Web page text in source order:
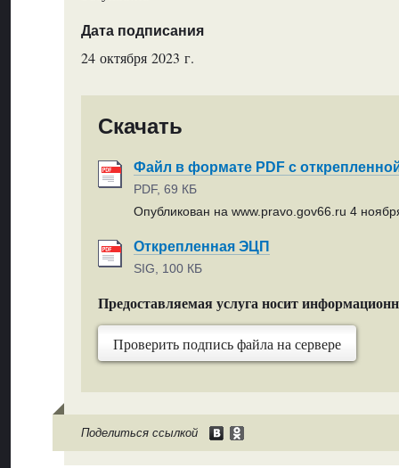
Дата подписания
24 октября 2023 г.
Скачать
Файл в формате PDF с
PDF, 69 КБ
Опубликован на www.pravo.gov66.ru 4
Открепленная ЭЦП
SIG, 100 КБ
Предоставляемая услуга носит
Проверить подпись файла на сервере
Поделиться ссылкой